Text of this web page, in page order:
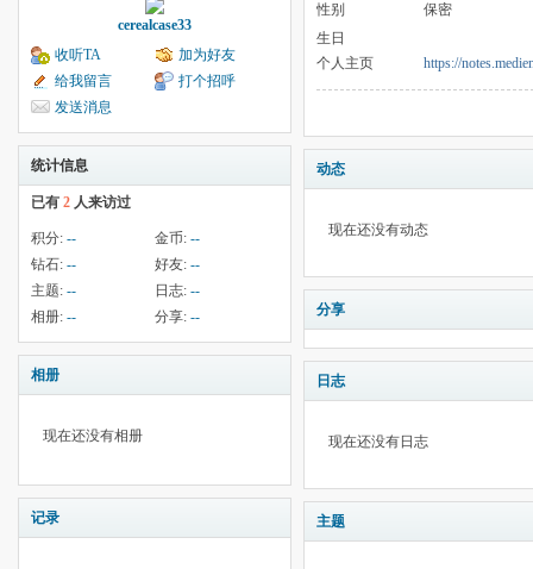
cerealcase33
收听TA
加为好友
给我留言
打个招呼
发送消息
统计信息
已有 2 人来访过
积分: -- 金币: --
钻石: -- 好友: --
主题: -- 日志: --
相册: -- 分享: --
相册
现在还没有相册
记录
性别
保密
生日
个人主页
https://
动态
现在还没有动态
分享
日志
现在还没有日志
主题